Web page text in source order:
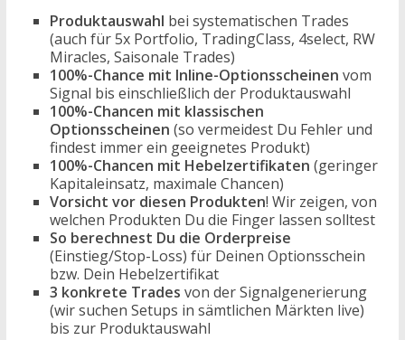
Produktauswahl bei systematischen Trades
(auch für 5x Portfolio, TradingClass, 4select, RW
Miracles, Saisonale Trades)
100%-Chance mit Inline-Optionsscheinen vom
Signal bis einschließlich der Produktauswahl
100%-Chancen mit klassischen
Optionsscheinen (so vermeidest Du Fehler und
findest immer ein geeignetes Produkt)
100%-Chancen mit Hebelzertifikaten (geringer
Kapitaleinsatz, maximale Chancen)
Vorsicht vor diesen Produkten! Wir zeigen, von
welchen Produkten Du die Finger lassen solltest
So berechnest Du die Orderpreise
(Einstieg/Stop-Loss) für Deinen Optionsschein
bzw. Dein Hebelzertifikat
3 konkrete Trades von der Signalgenerierung
(wir suchen Setups in sämtlichen Märkten live)
bis zur Produktauswahl